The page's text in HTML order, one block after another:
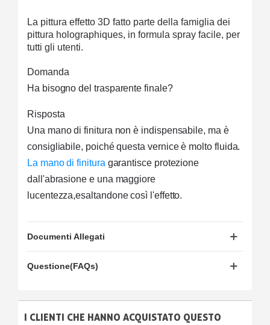
La pittura effetto 3D fatto parte della famiglia dei
pittura holographiques, in formula spray facile, per
tutti gli utenti.
Domanda
Ha bisogno del trasparente finale?
Risposta
Una mano di finitura non è indispensabile, ma è
consigliabile, poiché questa vernice è molto fluida.
La mano di finitura garantisce protezione
dall'abrasione e una maggiore
lucentezza,esaltandone così l'effetto.
Documenti Allegati
Questione(FAQs)
I CLIENTI CHE HANNO ACQUISTATO QUESTO